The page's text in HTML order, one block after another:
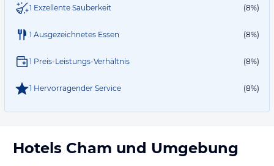
1 Exzellente Sauberkeit (8%)
1 Ausgezeichnetes Essen (8%)
1 Preis-Leistungs-Verhältnis (8%)
1 Hervorragender Service (8%)
Hotels Cham und Umgebung